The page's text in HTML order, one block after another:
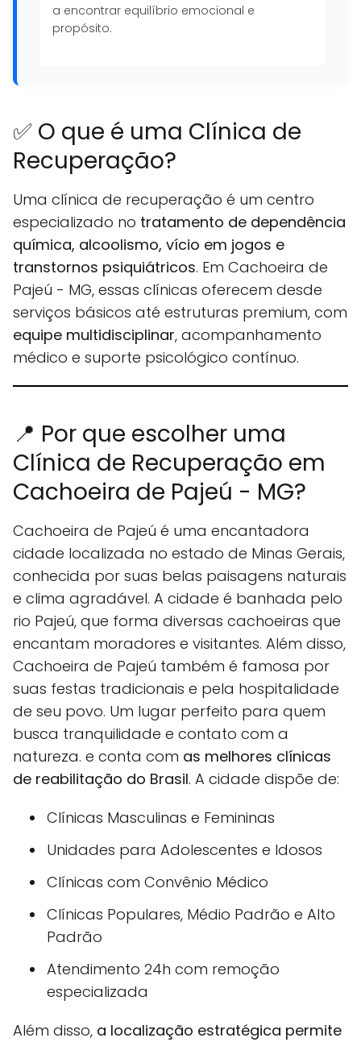
a encontrar equilíbrio emocional e
propósito.
✅ O que é uma Clínica de
Recuperação?
Uma clínica de recuperação é um centro
especializado no tratamento de dependência
química, alcoolismo, vício em jogos e
transtornos psiquiátricos. Em Cachoeira de
Pajeú - MG, essas clínicas oferecem desde
serviços básicos até estruturas premium, com
equipe multidisciplinar, acompanhamento
médico e suporte psicológico contínuo.
📍 Por que escolher uma
Clínica de Recuperação em
Cachoeira de Pajeú - MG?
Cachoeira de Pajeú é uma encantadora
cidade localizada no estado de Minas Gerais,
conhecida por suas belas paisagens naturais
e clima agradável. A cidade é banhada pelo
rio Pajeú, que forma diversas cachoeiras que
encantam moradores e visitantes. Além disso,
Cachoeira de Pajeú também é famosa por
suas festas tradicionais e pela hospitalidade
de seu povo. Um lugar perfeito para quem
busca tranquilidade e contato com a
natureza. e conta com as melhores clínicas
de reabilitação do Brasil. A cidade dispõe de:
Clínicas Masculinas e Femininas
Unidades para Adolescentes e Idosos
Clínicas com Convênio Médico
Clínicas Populares, Médio Padrão e Alto
Padrão
Atendimento 24h com remoção
especializada
Além disso, a localização estratégica permite